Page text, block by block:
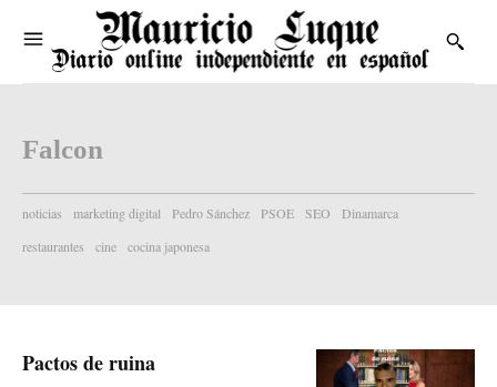
Falcon
noticias marketing digital Pedro Sánchez PSOE SEO
Dinamarca
restaurantes
cine cocina japonesa
Pactos de ruina